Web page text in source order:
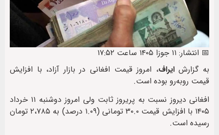
📅 انتشار: ۱۱ جوزا ۱۴۰۵ ساعت ۱۷:۵۲
به گزارشایراف، امروز قیمت افغانی در بازار آزاد، با افزایش
قیمت رو‌به‌رو بوده است.
افغانی دیروز نسبت به پریروز ثابت ولی امروز دوشنبه ۱۱ خرداد
۱۴۰۵ با افزایش قیمت ۳۰.۰ تومانی (۱.۰۹ درصد) به ۲،۷۸۵ تومان
رسیده است.